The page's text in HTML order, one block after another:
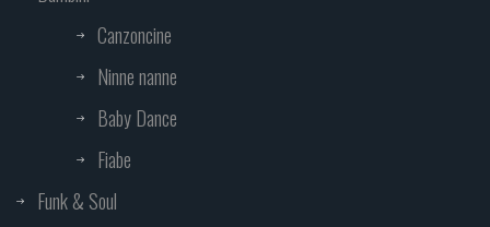
Canzoncine
Ninne nanne
Baby Dance
Fiabe
Funk & Soul